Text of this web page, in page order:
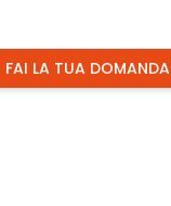
FAI LA TUA DOMANDA